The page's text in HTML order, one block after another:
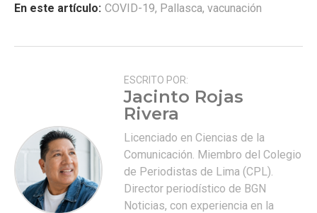
En este artículo: COVID-19, Pallasca, vacunación
ESCRITO POR:
Jacinto Rojas
Rivera
Licenciado en Ciencias de la
Comunicación. Miembro del Colegio
de Periodistas de Lima (CPL).
Director periodístico de BGN
Noticias, con experiencia en la